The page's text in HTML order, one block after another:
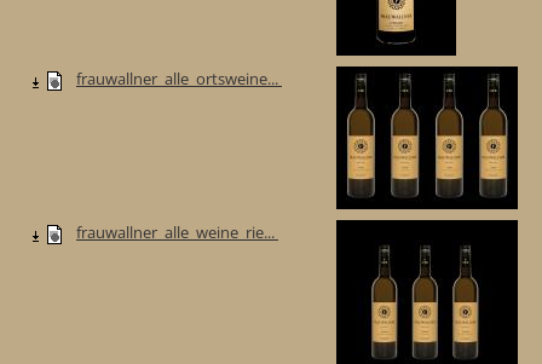
frauwallner_alle_ortsweine...
frauwallner_alle_weine_rie...